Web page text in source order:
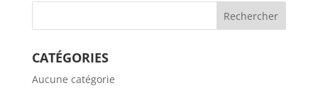
CATÉGORIES
Aucune catégorie